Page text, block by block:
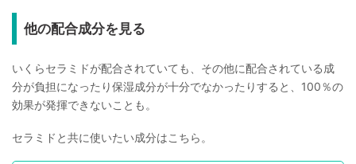
他の配合成分を見る
いくらセラミドが配合されていても、その他に配合されている成
分が負担になったり保湿成分が十分でなかったりすると、100％の
効果が発揮できないことも。
セラミドと共に使いたい成分はこちら。